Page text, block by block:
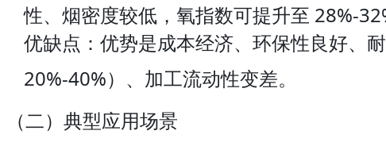
性、烟密度较低，氧指数可提升至 28%-
优缺点：优势是成本经济、环保性良好、
20%-40%）、加工流动性变差。
（二）典型应用场景